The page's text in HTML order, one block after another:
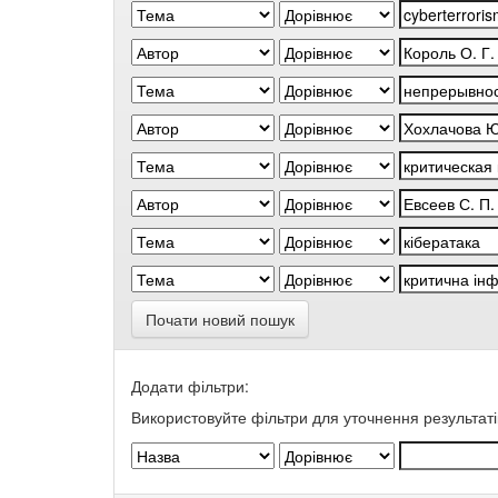
Почати новий пошук
Додати фільтри:
Використовуйте фільтри для уточнення